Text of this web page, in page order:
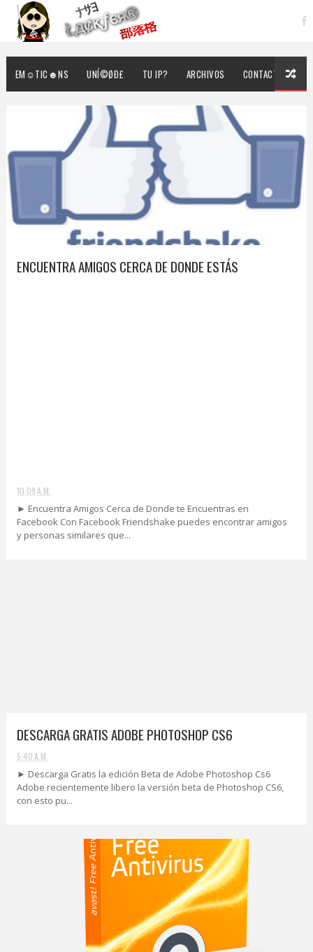
EM☺TIC☻NS UNÍ©ØÐ£ TU IP? ARCHIVOS CONTACTO
ENCUENTRA AMIGOS CERCA DE DONDE ESTÁS
10:09 A.M.
► Encuentra Amigos Cerca de Donde te Encuentras en
Facebook Con Facebook Friendshake puedes encontrar amigos
y personas similares que...
DESCARGA GRATIS ADOBE PHOTOSHOP CS6
5:40 A.M.
► Descarga Gratis la edición Beta de Adobe Photoshop Cs6
Adobe recientemente libero la versión beta de Photoshop CS6,
con esto pu...